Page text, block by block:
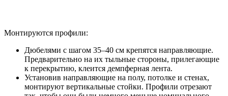
Монтируются профили:
Дюбелями с шагом 35–40 см крепятся направляющие.
Предварительно на их тыльные стороны, прилегающие
к перекрытию, клеится демпферная лента.
Установив направляющие на полу, потолке и стенах,
монтируют вертикальные стойки. Профили отрезают